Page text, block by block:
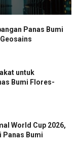
Panas Bumi
untuk
Bumi Flores-
World Cup 2026,
Panas Bumi